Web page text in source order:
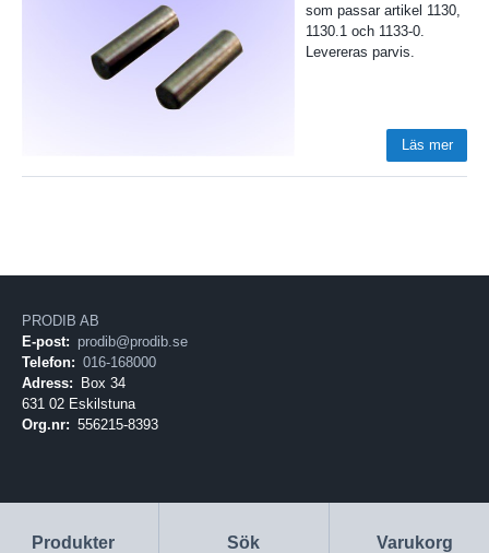
Produkter Sök Varukorg
som passar artikel 1130,
1130.1 och 1133-0.
Levereras parvis.
Läs mer
PRODIB AB
E-post: prodib@prodib.se
Telefon: 016-168000
Adress:
Box 34
631 02 Eskilstuna
Org.nr: 556215-8393